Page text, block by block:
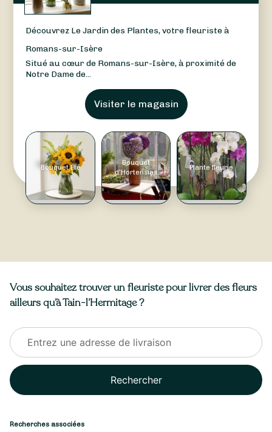
Découvrez Le Jardin des Plantes, votre fleuriste à
Romans-sur-Isère
Situé au cœur de Romans-sur-Isère, à proximité de
Notre Dame de...
Visiter le magasin
Bouquet Été
Bouquet
d'Hortensias
Plante fleurie
Vous souhaitez trouver un fleuriste pour livrer des fleurs
ailleurs qu’à Tain-l’Hermitage ?
Rechercher
Recherches associées